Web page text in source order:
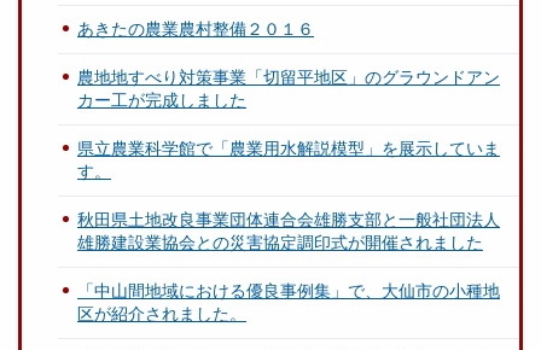
あきたの農業農村整備２０１６
農地地すべり対策事業「切留平地区」のグラウンドアン
カー工が完成しました
県立農業科学館で「農業用水解説模型」を展示していま
す。
秋田県土地改良事業団体連合会雄勝支部と一般社団法人
雄勝建設業協会との災害協定調印式が開催されました
「中山間地域における優良事例集」で、大仙市の小種地
区が紹介されました。